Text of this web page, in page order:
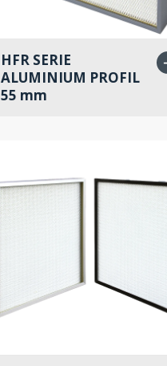
HFR SERIE
ALUMINIUM PROFIL
55 mm